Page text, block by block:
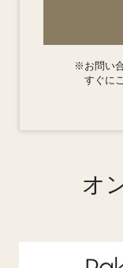
※お問い
すぐに
オ